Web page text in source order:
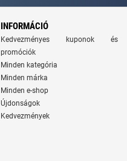
INFORMÁCIÓ
Kedvezményes kuponok és
promóciók
Minden kategória
Minden márka
Minden e-shop
Újdonságok
Kedvezmények